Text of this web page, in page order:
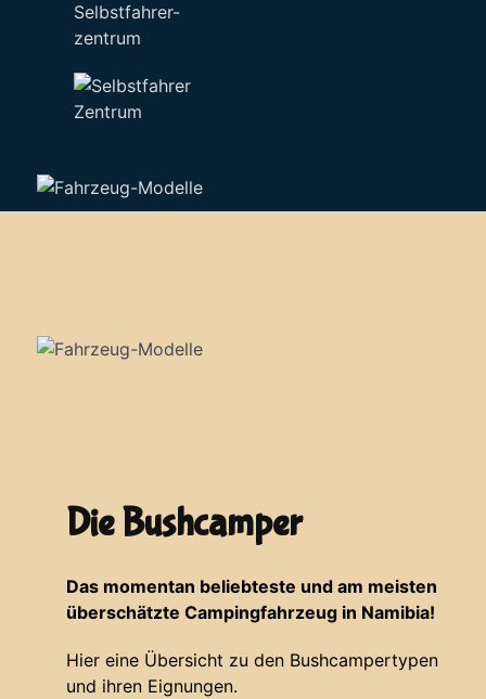
Selbstfahrer-
zentrum
Die Bushcamper
Das momentan beliebteste und am meisten
überschätzte Campingfahrzeug in Namibia!
Hier eine Übersicht zu den Bushcampertypen
und ihren Eignungen.